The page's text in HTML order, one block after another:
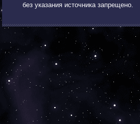
без указания источника запрещено.